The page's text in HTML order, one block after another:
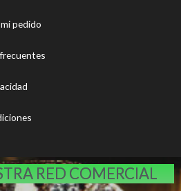
pedido
RED COMERCIAL